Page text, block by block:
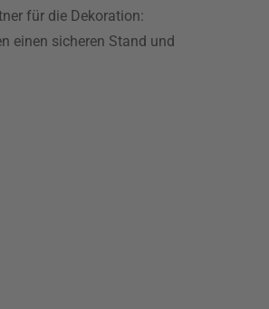
für die Dekoration:
einen sicheren Stand und